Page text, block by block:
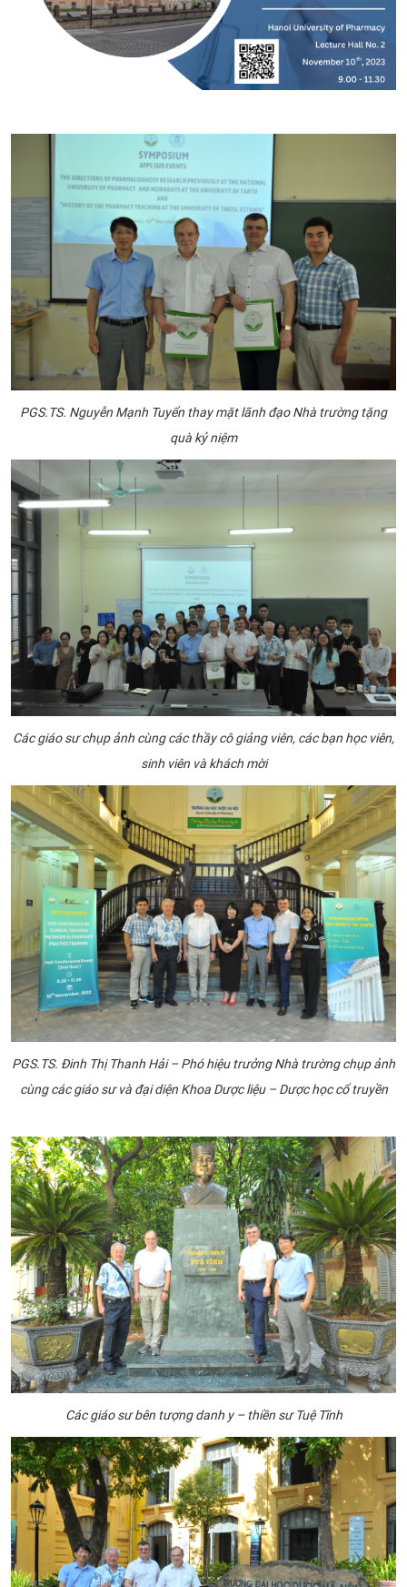
PGS.TS. Nguyễn Mạnh Tuyển thay mặt lãnh đạo Nhà trường tặng
quà kỷ niệm
Các giáo sư chụp ảnh cùng các thầy cô giảng viên, các bạn học viên,
sinh viên và khách mời
PGS.TS. Đinh Thị Thanh Hải – Phó hiệu trưởng Nhà trường chụp ảnh
cùng các giáo sư và đại diện Khoa Dược liệu – Dược học cổ truyền
Các giáo sư bên tượng danh y – thiền sư Tuệ Tĩnh